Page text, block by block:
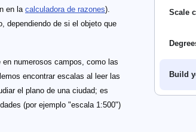
Scale
Build
en la calculadora de razones).
dependiendo de si el objeto que
numerosos campos, como las
encontrar escalas al leer las
el plano de una ciudad; es
(por ejemplo "escala 1:500")